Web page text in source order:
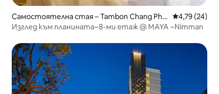
Самостоятелна стая – Tambon Chang Phu
eak
Средна
4,79 (24)
Изглед към планината~8-ми етаж @ MAYA ~Nimman